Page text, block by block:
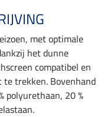
met optimale
het dunne
compatibel en
trekken. Bovenhand
polyurethaan, 20 %